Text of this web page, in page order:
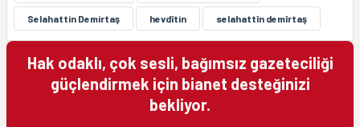
Selahattin Demirtaş hevdîtin selahattîn demîrtaş
Hak odaklı, çok sesli, bağımsız gazeteciliği
güçlendirmek için bianet desteğinizi
bekliyor.